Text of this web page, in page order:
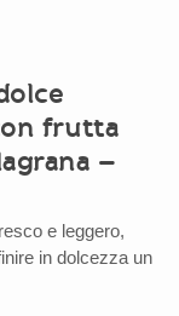
frutta
–
e leggero,
in dolcezza un